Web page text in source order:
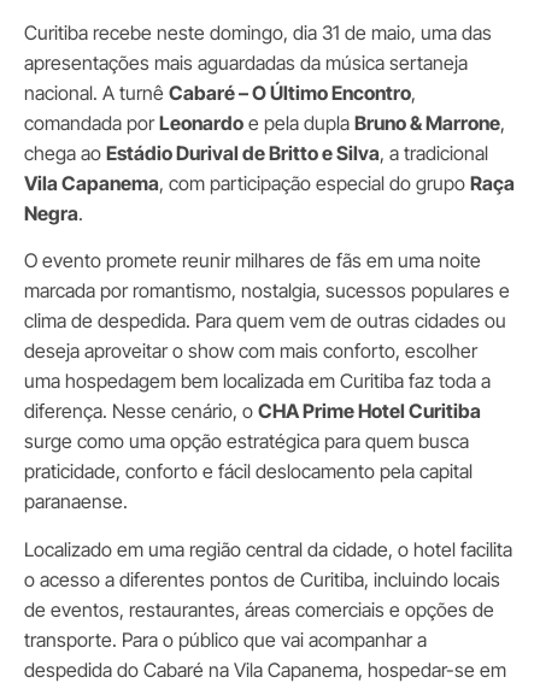
Curitiba recebe neste domingo, dia 31 de maio, uma das
apresentações mais aguardadas da música sertaneja
nacional. A turnê Cabaré – O Último Encontro,
comandada porLeonardo e pela dupla Bruno & Marrone,
chega ao Estádio Durival de Britto e Silva, a tradicional
Vila Capanema, com participação especial do grupo Raça
Negra.
O evento promete reunir milhares de fãs em uma noite
marcada por romantismo, nostalgia, sucessos populares e
clima de despedida. Para quem vem de outras cidades ou
deseja aproveitar o show com mais conforto, escolher
uma hospedagem bem localizada em Curitiba faz toda a
diferença. Nesse cenário, o CHA Prime Hotel Curitiba
surge como uma opção estratégica para quem busca
praticidade, conforto e fácil deslocamento pela capital
paranaense.
Localizado em uma região central da cidade, o hotel facilita
o acesso a diferentes pontos de Curitiba, incluindo locais
de eventos, restaurantes, áreas comerciais e opções de
transporte. Para o público que vai acompanhar a
despedida do Cabaré na Vila Capanema, hospedar-se em